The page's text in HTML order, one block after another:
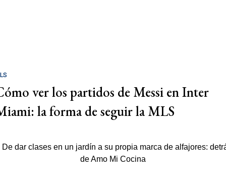
ver los partidos de Messi en Inter
la forma de seguir la MLS